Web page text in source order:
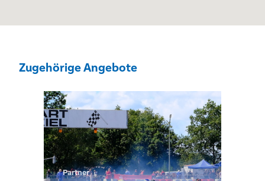
Zugehörige Angebote
Partner